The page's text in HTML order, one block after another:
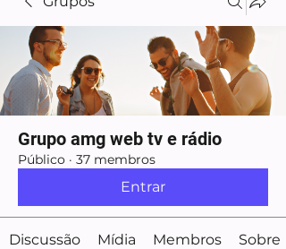
Grupo amg web tv e rádio
Público · 37 membros
Entrar
Discussão Mídia Membros Sobre